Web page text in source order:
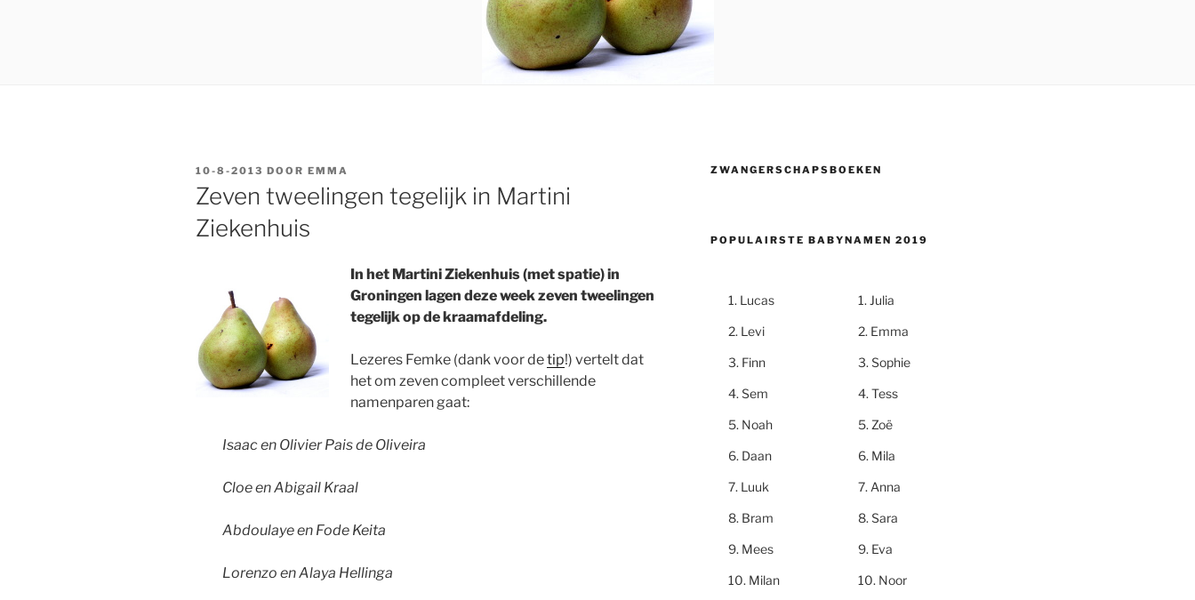
GEPLAATST
OP
10-8-2013 DOOR EMMA
Zeven tweelingen tegelijk in Martini
Ziekenhuis
In het Martini Ziekenhuis (met spatie) in
Groningen lagen deze week zeven tweelingen
tegelijk op de kraamafdeling.
Lezeres Femke (dank voor detip!) vertelt dat
het om zeven compleet verschillende
namenparen gaat:
Isaac en Olivier Pais de Oliveira
Cloe en Abigail Kraal
Abdoulaye en Fode Keita
Lorenzo en Alaya Hellinga
ZWANGERSCHAPSBOEKEN
POPULAIRSTE BABYNAMEN 2019
Lucas
Levi
Finn
Sem
Noah
Daan
Luuk
Bram
Mees
Milan
Julia
Emma
Sophie
Tess
Zoë
Mila
Anna
Sara
Eva
Noor